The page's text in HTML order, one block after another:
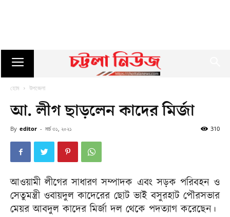
হোম উপজেলা
আ. লীগ ছাড়লেন কাদের মির্জা
By editor - মার্চ ৩১, ২০২১ 310
আওয়ামী লীগের সাধারণ সম্পাদক এবং সড়ক পরিবহন ও
সেতুমন্ত্রী ওবায়দুল কাদেরের ছোট ভাই বসুরহাট পৌরসভার
মেয়র আবদুল কাদের মির্জা দল থেকে পদত্যাগ করেছেন।